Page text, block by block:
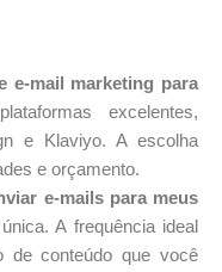
e-mail marketing para
excelentes,
e Klaviyo. A escolha
e orçamento.
e-mails para meus
A frequência ideal
de conteúdo que você